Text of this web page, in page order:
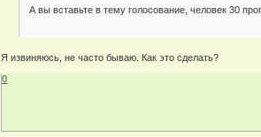
А вы вставьте в тему голосование, человек 30
Я извиняюсь, не часто бываю. Как это сделать?
0